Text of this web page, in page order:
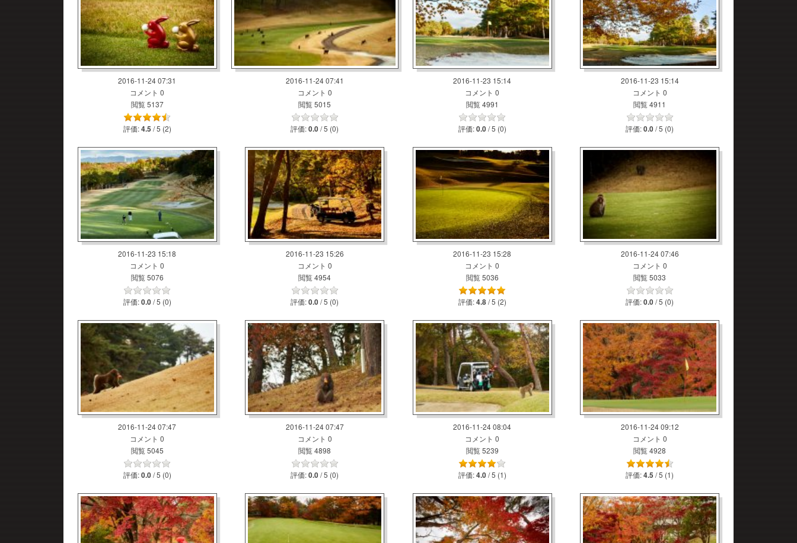
2016-11-24 07:31
コメント 0
閲覧 5137
評価:4.5 / 5 (2)
2016-11-24 07:41
コメント 0
閲覧 5015
評価:0.0 / 5 (0)
2016-11-23 15:14
コメント 0
閲覧 4991
評価:0.0 / 5 (0)
2016-11-23 15:14
コメント 0
閲覧 4911
評価:0.0 / 5 (0)
2016-11-23 15:18
コメント 0
閲覧 5076
評価:0.0 / 5 (0)
2016-11-23 15:26
コメント 0
閲覧 4954
評価:0.0 / 5 (0)
2016-11-23 15:28
コメント 0
閲覧 5036
評価:4.8/ 5 (2)
2016-11-24 07:46
コメント 0
閲覧 5033
評価:0.0 / 5 (0)
2016-11-24 07:47
コメント 0
閲覧 5045
評価:0.0 / 5 (0)
2016-11-24 07:47
コメント 0
閲覧 4898
評価:0.0 / 5 (0)
2016-11-24 08:04
コメント 0
閲覧 5239
評価:4.0 / 5 (1)
2016-11-24 09:12
コメント 0
閲覧 4928
評価:4.5 / 5 (1)